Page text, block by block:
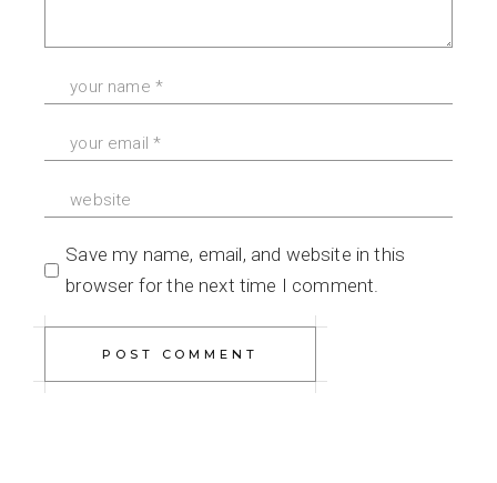
Save my name, email, and website in this
browser for the next time I comment.
POST COMMENT